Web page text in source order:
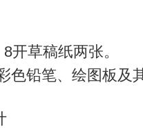
开草稿纸两张。
色铅笔、绘图板及